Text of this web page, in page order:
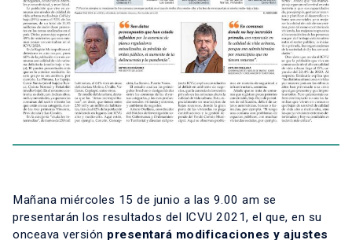
Mañana miércoles 15 de junio a las 9.00 am se
presentarán los resultados del ICVU 2021, el que, en su
onceava versión presentará modificaciones y ajustes